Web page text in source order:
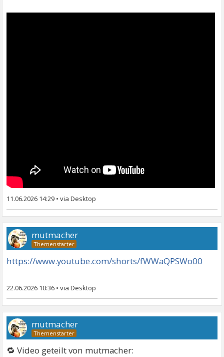
11.06.2026 14:29 •
mutmacher
https://www.youtube.com/shorts/fWWaQPSWo00
22.06.2026 10:36 •
mutmacher
🔁 Video geteilt von mutmacher: